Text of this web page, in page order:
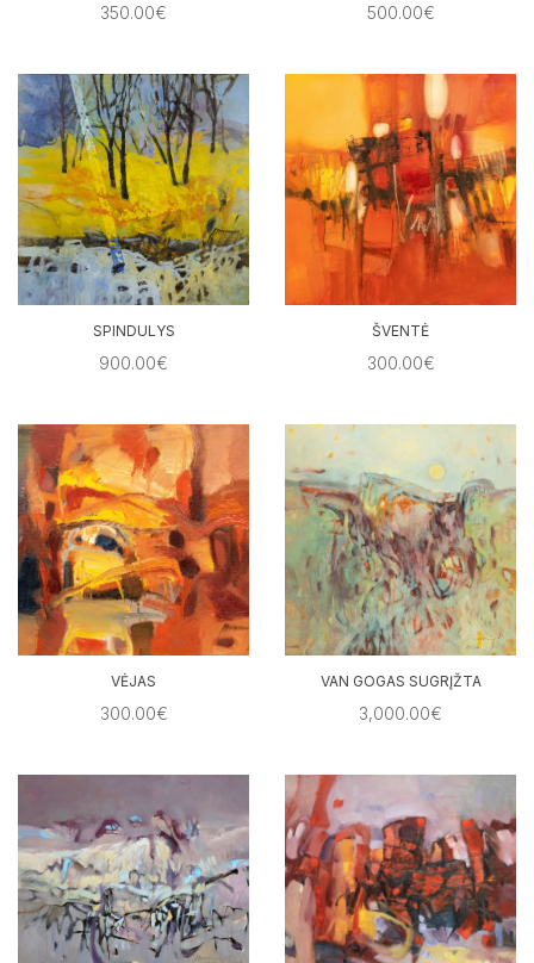
350.00€ 500.00€
SPINDULYS
900.00€
ŠVENTĖ
300.00€
VĖJAS
300.00€
VAN GOGAS SUGRĮŽTA
3,000.00€